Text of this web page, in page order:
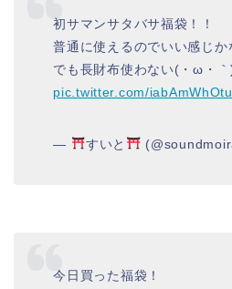
初サマンサタバサ福袋！！
普通に使えるのでいい感じか
でも長財布使わない(・ω・｀
pic.twitter.com/iabAmWhOtu
— すいと
今日買った福袋！